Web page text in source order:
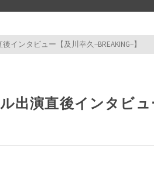
ンタビュー【及川幸久−BREAKING−】
出演直後インタビュ